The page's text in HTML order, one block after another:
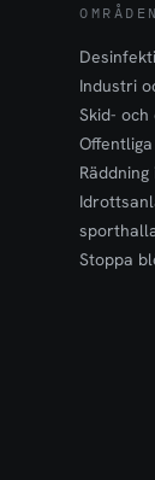
OMRÅDEN
Industri
Skid-
Stoppa